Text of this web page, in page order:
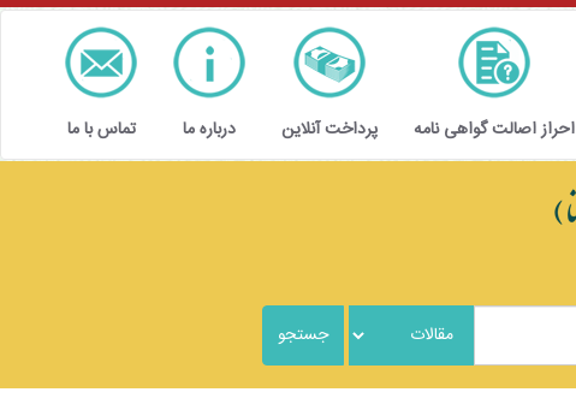
احراز اصالت گواهی نامه پرداخت آنلاین درباره ما تماس با ما